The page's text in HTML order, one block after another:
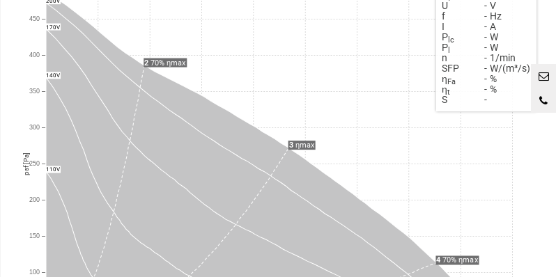
psf [Pa]
450
400
350
300
250
200
150
100
110V
140V
170V
2 70% ηmax
3ηmax
4 70% ηmax
U
- V
f
- Hz
Ι
- A
Ρ lc - W
Ρ
- W
n
- 1/min
SFP
- W/(m³/s)
ηFa - %
ηt - %
S
-